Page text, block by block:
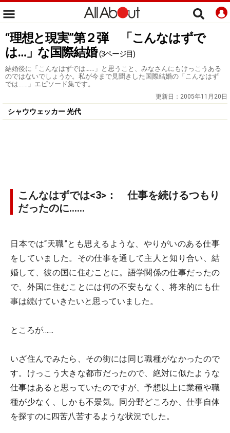
“理想と現実”第２弾 「こんなはずで
は…」な国際結婚 (3ページ目)
結婚後に「こんなはずでは……」と思うこと、みなさんにもけっこうある
のではないでしょうか。私が今まで見聞きした国際結婚の「こんなはず
では……」エピソード集です。
更新日： 2005年11月20日
シャウウェッカー 光代
こんなはずでは<3>： 仕事を続けるつもり
だったのに……
日本では“天職”とも思えるような、やりがいのある仕事
をしていました。その仕事を通して主人と知り合い、結
婚して、彼の国に住むことに。語学関係の仕事だったの
で、外国に住むことには何の不安もなく、将来的にも仕
事は続けていきたいと思っていました。
ところが……
いざ住んでみたら、その街には同じ職種がなかったので
す。けっこう大きな都市だったので、絶対に似たような
仕事はあると思っていたのですが、予想以上に業種や職
種が少なく、しかも不景気。同分野どころか、仕事自体
を探すのに四苦八苦するような状況でした。